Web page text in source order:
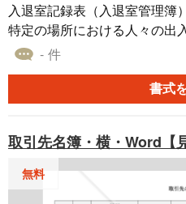
入退室記録表（入退室管理簿
特定の場所における人々の出
使用される表です。 入退室記録表の作成により特定の場所
で、認可されていない人物
セキュリティ上の問題の早期発
す。 本テンプレートは無料でダウンロードをすることがで
きるので、ぜひご利用ください
- 件
書式
取引先名簿・横・Word【
無料